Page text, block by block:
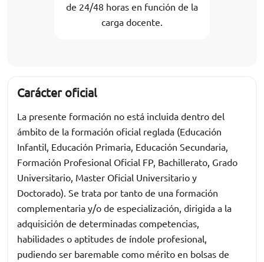
de 24/48 horas en función de la
carga docente.
Carácter oficial
La presente formación no está incluida dentro del
ámbito de la formación oficial reglada (Educación
Infantil, Educación Primaria, Educación Secundaria,
Formación Profesional Oficial FP, Bachillerato, Grado
Universitario, Master Oficial Universitario y
Doctorado). Se trata por tanto de una formación
complementaria y/o de especialización, dirigida a la
adquisición de determinadas competencias,
habilidades o aptitudes de índole profesional,
pudiendo ser baremable como mérito en bolsas de